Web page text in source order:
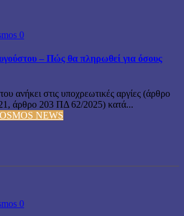
0
– Πώς θα πληρωθεί για όσους
ανήκει στις υποχρεωτικές αργίες (άρθρο
άρθρο 203 ΠΔ 62/2025) κατά...
NEWS
0